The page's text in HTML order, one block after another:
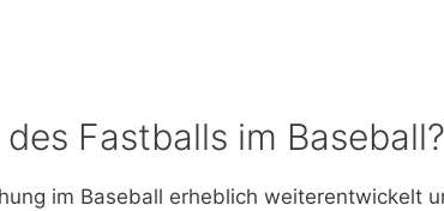
Fastballs im Baseball?
im Baseball erheblich weiterentwickelt